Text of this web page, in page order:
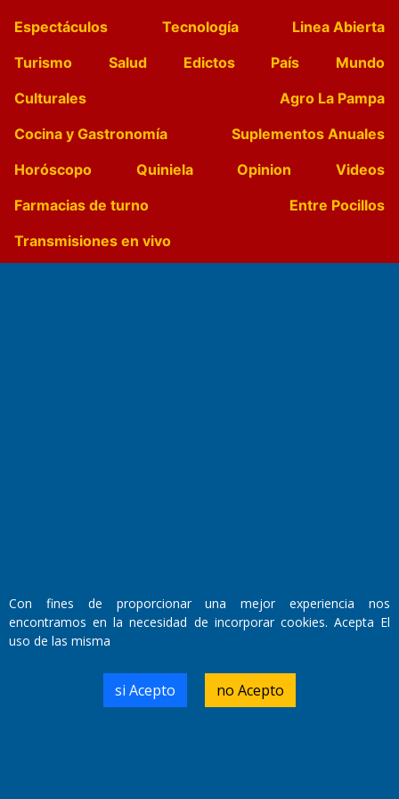
Espectáculos
Tecnología
Linea Abierta
Turismo
Salud Edictos País
Mundo
Culturales
Agro La Pampa
Cocina y Gastronomía
Suplementos Anuales
Horóscopo
Quiniela Opinion
Videos
Farmacias de turno
Entre Pocillos
Transmisiones en vivo
Propietario: El Diario SRL
Director Periodístico:
Walter René Goñi
Domicilio Legal: José Ingenieros 855,
Santa Rosa, La Pampa.
Con fines de proporcionar una mejor experiencia nos
encontramos en la necesidad de incorporar cookies. Acepta El
uso de las misma
si Acepto no Acepto